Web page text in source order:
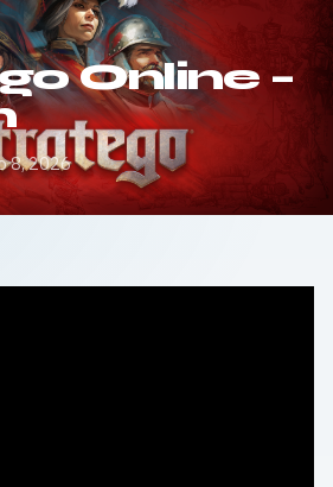
Online –
8, 2026